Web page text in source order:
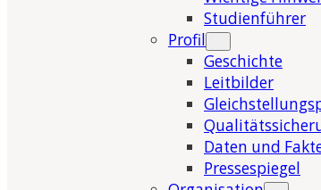
Studienführer
Profil
Geschichte
Leitbilder
Daten und
Pressespiegel